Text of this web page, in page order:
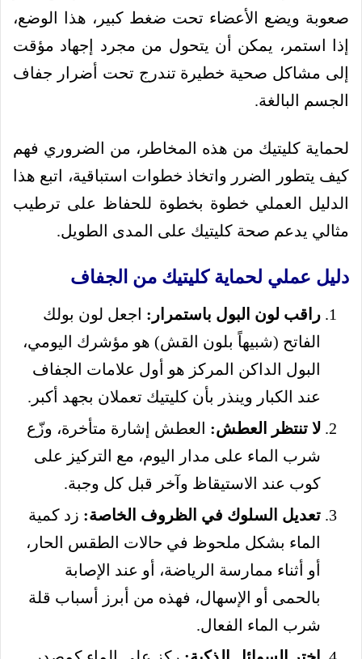
صعوبة ويضع الأعضاء تحت ضغط كبير، هذا الوضع،
إذا استمر، يمكن أن يتحول من مجرد إجهاد مؤقت
إلى مشاكل صحية خطيرة تندرج تحت أضرار جفاف
الجسم البالغة.
لحماية كليتيك من هذه المخاطر، من الضروري فهم
كيف يتطور الضرر واتخاذ خطوات استباقية، اتبع هذا
الدليل العملي خطوة بخطوة للحفاظ على ترطيب
مثالي يدعم صحة كليتيك على المدى الطويل.
دليل عملي لحماية كليتيك من الجفاف
راقب لون البول باستمرار: اجعل لون بولك
الفاتح (شبيهاً بلون القش) هو مؤشرك اليومي،
البول الداكن المركز هو أول علامات الجفاف
عند الكبار وينذر بأن كليتيك تعملان بجهد أكبر.
لا تنتظر العطش: العطش إشارة متأخرة، وزّع
شرب الماء على مدار اليوم، مع التركيز على
كوب عند الاستيقاظ وآخر قبل كل وجبة.
تعديل السلوك في الظروف الخاصة: زد كمية
الماء بشكل ملحوظ في حالات الطقس الحار،
أو أثناء ممارسة الرياضة، أو عند الإصابة
بالحمى أو الإسهال، فهذه من أبرز أسباب قلة
شرب الماء الفعال.